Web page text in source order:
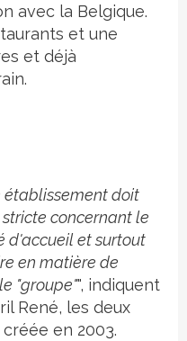
avec la Belgique.
et une
et déjà
établissement doit
concernant le
d'accueil et surtout
en matière de
"groupe"", indiquent
René, les deux
en 2003.